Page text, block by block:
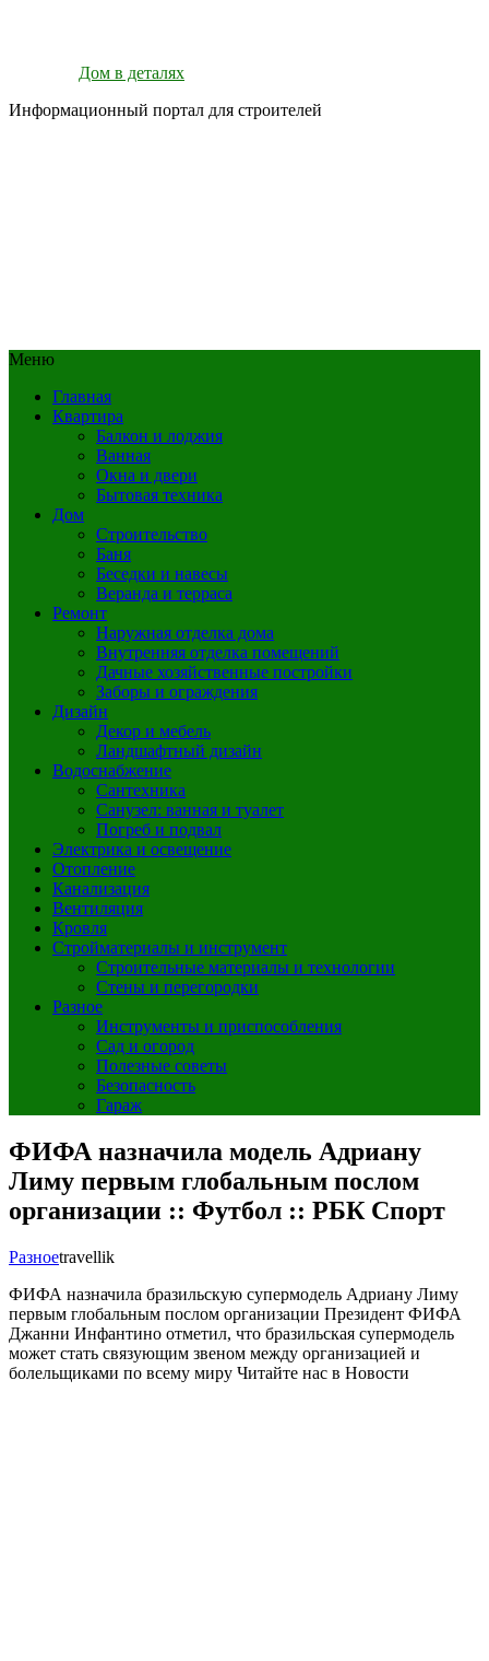
Дом в деталях
Информационный портал для строителей
Меню
Главная
Квартира
Балкон и лоджия
Ванная
Окна и двери
Бытовая техника
Дом
Строительство
Баня
Беседки и навесы
Веранда и терраса
Ремонт
Наружная отделка дома
Внутренняя отделка помещений
Дачные хозяйственные постройки
Заборы и ограждения
Дизайн
Декор и мебель
Ландшафтный дизайн
Водоснабжение
Сантехника
Санузел: ванная и туалет
Погреб и подвал
Электрика и освещение
Отопление
Канализация
Вентиляция
Кровля
Стройматериалы и инструмент
Строительные материалы и технологии
Стены и перегородки
Разное
Инструменты и приспособления
Сад и огород
Полезные советы
Безопасность
Гараж
ФИФА назначила модель Адриану
Лиму первым глобальным послом
организации :: Футбол :: РБК Спорт
Разноеtravellik
ФИФА назначила бразильскую супермодель Адриану Лиму
первым глобальным послом организации Президент ФИФА
Джанни Инфантино отметил, что бразильская супермодель
может стать связующим звеном между организацией и
болельщиками по всему миру Читайте нас в Новости